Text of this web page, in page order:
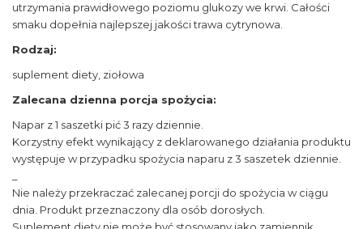
utrzymania prawidłowego poziomu glukozy we krwi. Całości
smaku dopełnia najlepszej jakości trawa cytrynowa.
Rodzaj:
suplement diety, ziołowa
Zalecana dzienna porcja spożycia:
Napar z 1 saszetki pić 3 razy dziennie.
Korzystny efekt wynikający z deklarowanego działania produktu
występuje w przypadku spożycia naparu z 3 saszetek dziennie.
Nie należy przekraczać zalecanej porcji do spożycia w ciągu
dnia. Produkt przeznaczony dla osób dorosłych.